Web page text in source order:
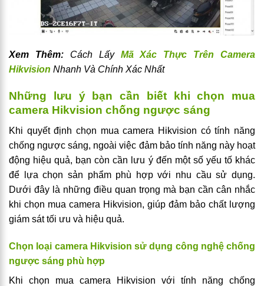
Xem Thêm: Cách Lấy Mã Xác Thực Trên Camera
Hikvision Nhanh Và Chính Xác Nhất
Những lưu ý bạn cần biết khi chọn mua
camera Hikvision chống ngược sáng
Khi quyết định chọn mua camera Hikvision có tính năng
chống ngược sáng, ngoài việc đảm bảo tính năng này hoạt
động hiệu quả, bạn còn cần lưu ý đến một số yếu tố khác
để lựa chọn sản phẩm phù hợp với nhu cầu sử dụng.
Dưới đây là những điều quan trọng mà bạn cần cân nhắc
khi chọn mua camera Hikvision, giúp đảm bảo chất lượng
giám sát tối ưu và hiệu quả.
Chọn loại camera Hikvision sử dụng công nghệ chống
ngược sáng phù hợp
Khi chọn mua camera Hikvision với tính năng chống